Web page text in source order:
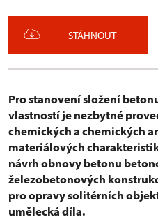
STÁHNOUT
Pro stanovení složení
vlastností je nezbytné
chemických a chemických
materiálových
návrh obnovy betonu
železobetonových
pro opravy solitérních
umělecká díla.